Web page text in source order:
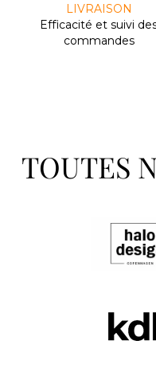
LIVRAISON
Efﬁcacité et suivi
commandes
TOUTES